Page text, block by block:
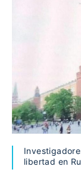
libertad en